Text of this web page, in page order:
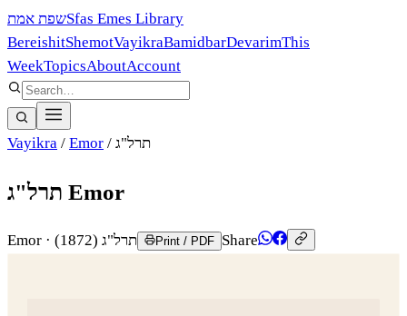
שפת אמתSfas Emes Library
BereishitShemotVayikraBamidbarDevarimThis
WeekTopicsAboutAccount
Vayikra / Emor / תרל"ג
תרל"ג Emor
Emor · תרל"ג (1872) Print / PDF Share